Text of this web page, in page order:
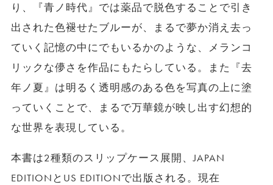
り、『青ノ時代』では薬品で脱色することで引き
出された色褪せたブルーが、まるで夢か消え去っ
ていく記憶の中にでもいるかのような、メランコ
リックな儚さを作品にもたらしている。また『去
年ノ夏』は明るく透明感のある色を写真の上に塗
っていくことで、まるで万華鏡が映し出す幻想的
な世界を表現している。
本書は2種類のスリップケース展開、JAPAN
EDITIONとUS EDITIONで出版される。現在